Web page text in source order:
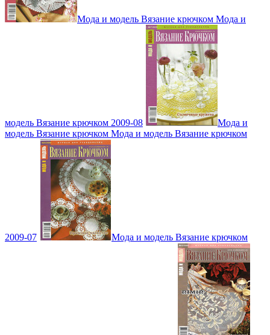
Мода и модель Вязание крючком Мода и
модель Вязание крючком 2009-08
Мода и
модель Вязание крючком Мода и модель Вязание крючком
2009-07 Мода и модель Вязание крючком